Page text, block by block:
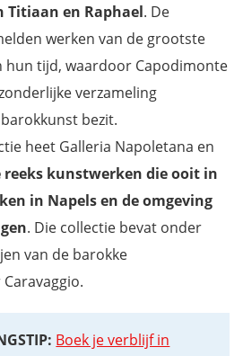
Titiaan en Raphael. De
werken van de grootste
hun tijd, waardoor Capodimonte
verzameling
bezit.
heet Galleria Napoletana en
reeks kunstwerken die ooit in
in Napels en de omgeving
. Die collectie bevat onder
van de barokke
Boek je verblijf in